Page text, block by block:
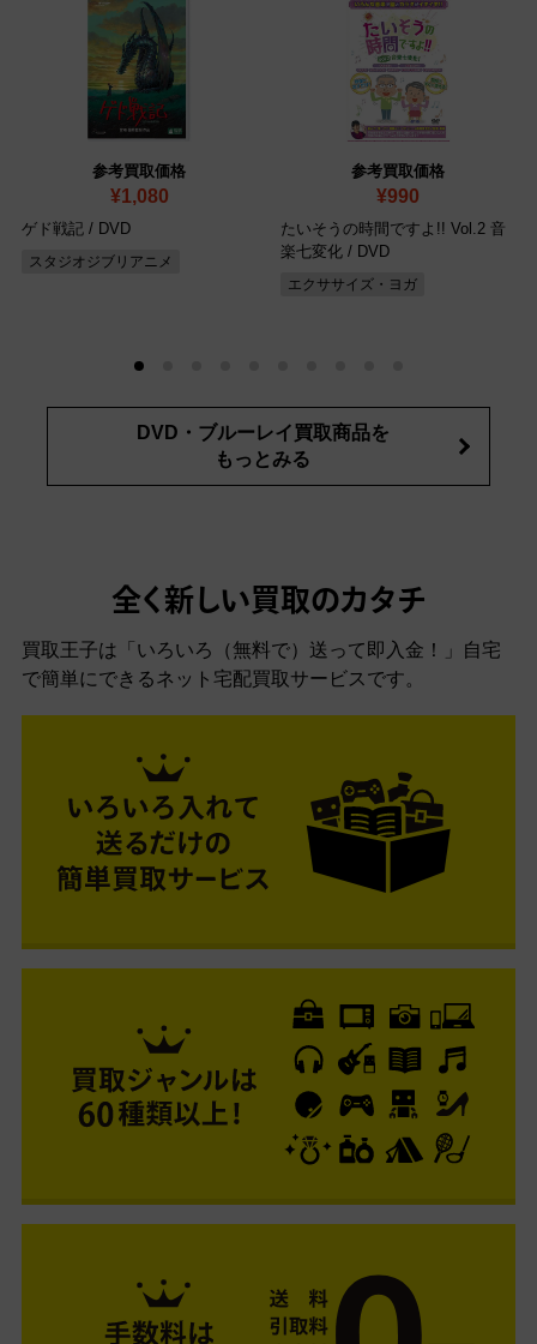
参考買取価格
¥1,080
ゲド戦記 / DVD
スタジオジブリアニメ
参考買取価格
¥990
たいそうの時間ですよ!! Vol.2 音
楽七変化 / DVD
エクササイズ・ヨガ
DVD・ブルーレイ買取商品を
もっとみる
全く新しい買取のカタチ
買取王子は「いろいろ（無料で）送って即入金！」自宅
で簡単にできるネット宅配買取サービスです。